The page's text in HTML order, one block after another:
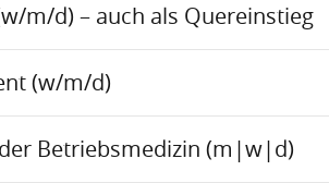
m/d) – auch als Quereinstieg
(w/m/d)
Betriebsmedizin (m|w|d)